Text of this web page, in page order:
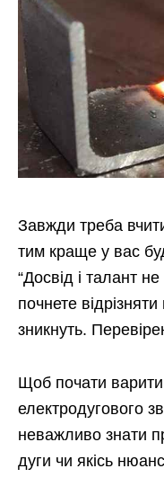
Завжди треба
тим краще у вас
“Досвід і талант
почнете
зникнуть.
Щоб почати
електродугового
неважливо знати
дуги чи якісь